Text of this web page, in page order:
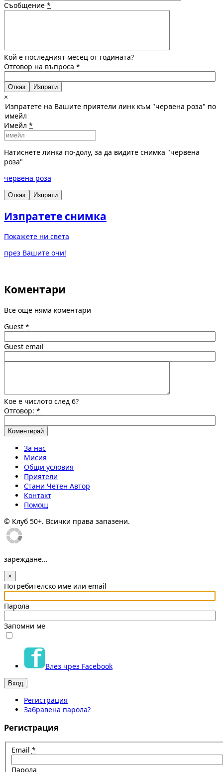
Съобщение *
Кой е последният месец от годината?
Отговор на въпроса *
Отказ
×
Изпратете на Вашите приятели линк към "червена роза" по
имейл
Имейл *
Натиснете линка по-долу, за да видите снимка "червена
роза"
червена роза
Отказ Изпрати
Изпратете снимка
Покажете ни света
през Вашите очи!
Коментари
Все още няма коментари
Guest *
Guest email
Кое е числото след 6?
Отговор: *
За нас
Мисия
Общи условия
Приятели
Стани Четен Автор
Контакт
Помощ
© Клуб 50+. Всички права запазени.
зареждане...
×
Потребителско име или email
Парола
Запомни ме
Влез чрез Facebook
Регистрация
Забравена парола?
Регистрация
Email *
Парола